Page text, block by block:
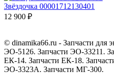
Звёздочка 00001712130401
12 900 ₽
© dinamika66.ru - Запчасти для
ЭО-5126. Запчасти ЭО-33211.
ЕК-14. Запчасти ЕК-18.
ЭО-3323А. Запчасти МГ-300.